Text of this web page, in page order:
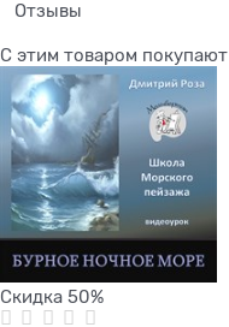
Отзывы
С этим товаром покупают
Скидка 50%